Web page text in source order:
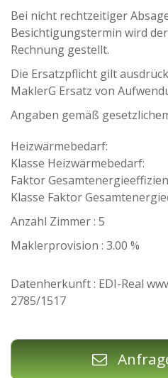
Bei nicht rechtzeitiger
Besichtigungstermin wird
Rechnung gestellt.
Die Ersatzpflicht gilt
MaklerG Ersatz von
Angaben gemäß
Heizwärmebedarf:
Klasse Heizwärmebedarf:
Faktor
Klasse Faktor
Anzahl Zimmer : 5
Maklerprovision : 3.00 %
Datenherkunft : EDI-Real
2785/1517